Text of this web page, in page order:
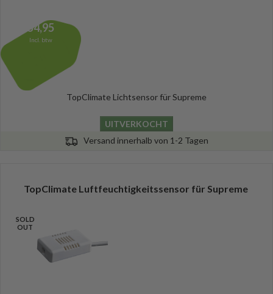
54,95
Incl. btw
TopClimate Lichtsensor für Supreme
UITVERKOCHT
Versand innerhalb von 1-2 Tagen
TopClimate Luftfeuchtigkeitssensor für Supreme
SOLD
OUT